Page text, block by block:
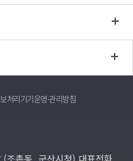
처리기기운영·관리방침